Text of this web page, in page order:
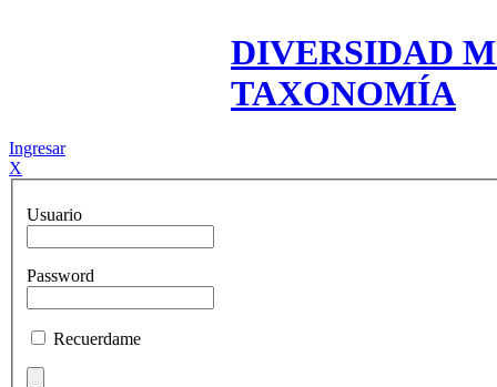
DIVERSIDAD
TAXONOMÍA
Ingresar
X
Usuario
Password
Recuerdame